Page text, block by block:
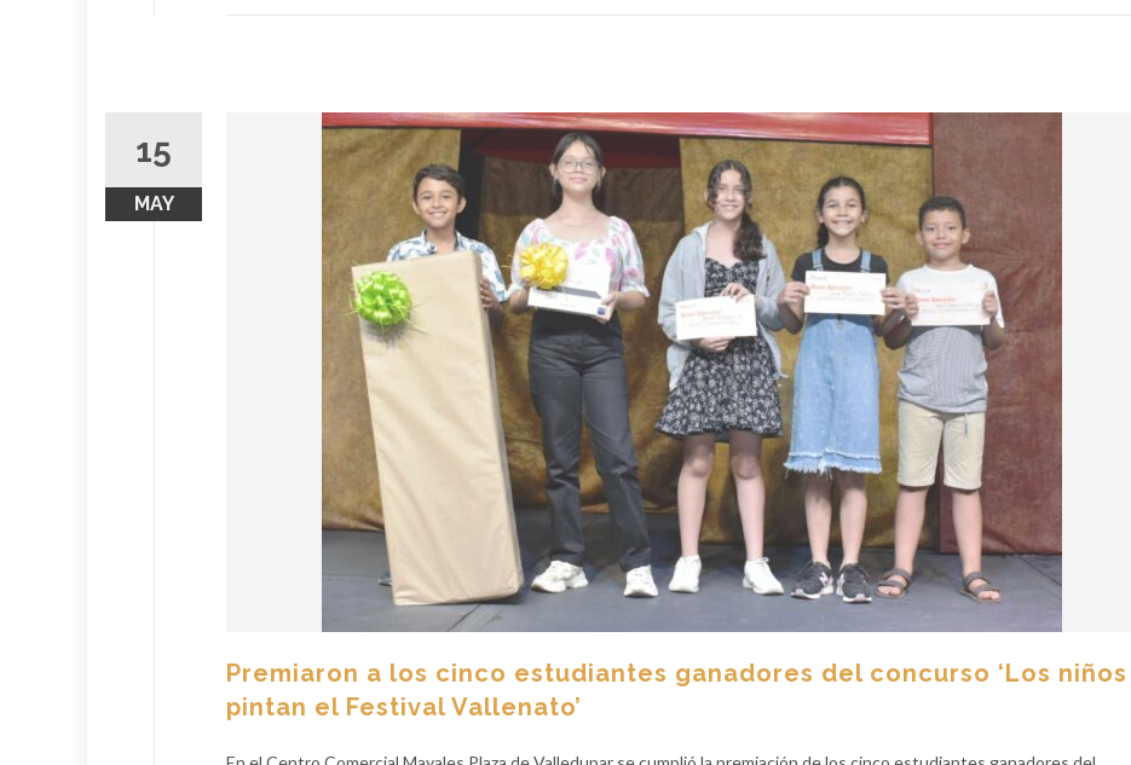
15
MAY
Premiaron a los cinco estudiantes ganadores del concurso ‘Los niños
pintan el Festival Vallenato’